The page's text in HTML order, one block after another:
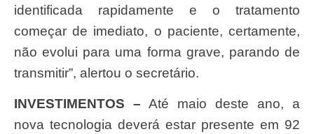
identificada rapidamente e o tratamento
começar de imediato, o paciente, certamente,
não evolui para uma forma grave, parando de
transmitir”, alertou o secretário.
INVESTIMENTOS – Até maio deste ano, a
nova tecnologia deverá estar presente em 92